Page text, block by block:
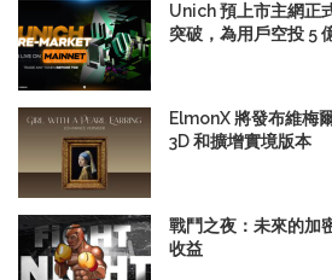
Unich 預上市主網正
突破，為用戶空投 5
ElmonX 將發布維梅
3D 和擴增實境版本
戰鬥之夜：未來的加
收益